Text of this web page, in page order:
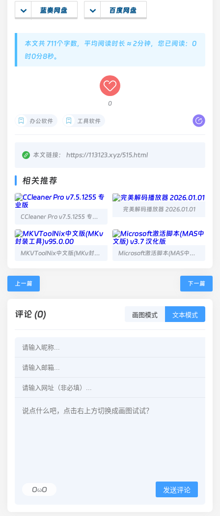
蓝奏网盘 百度网盘
本文共 711个字数，平均阅读时长 ≈ 2分钟，您已阅读：0
时0分8秒。
0
办公软件 工具软件
本文链接： https://113123.xyz/515.html
相关推荐
CCleaner Pro v7.5.1255 专业版
完美解码播放器 2026.01.01
MKVToolNix中文版(MKv封装工具)v95.0.00 Microsoft激活脚本(MAS中文版) v3.7 汉化版
上一篇 下一篇
评论 (0) 画图模式 文本模式
OωO 发送评论